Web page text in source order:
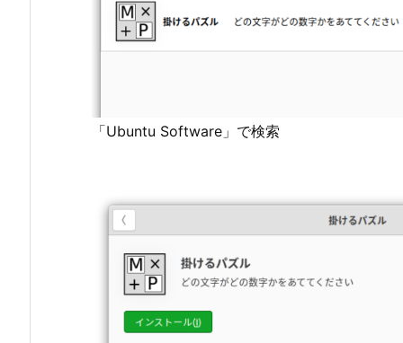
「Ubuntu Software」で検索